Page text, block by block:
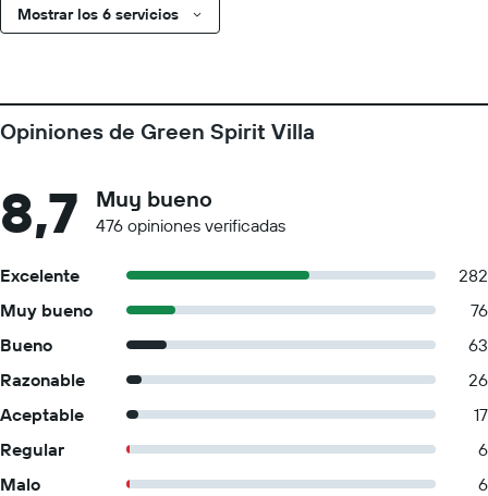
Mostrar los 6 servicios
Opiniones de Green Spirit Villa
8,7 Muy bueno
476 opiniones verificadas
Excelente
282
Muy bueno
76
Bueno
63
Razonable
26
Aceptable
17
Regular
6
Malo
6